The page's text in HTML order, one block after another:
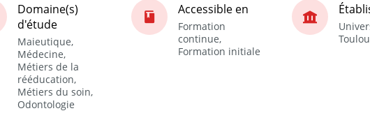
Domaine(s)
d'étude
Maieutique,
Médecine,
Métiers de la
rééducation,
Métiers du soin,
Odontologie
Accessible en
Formation
continue,
Formation initiale